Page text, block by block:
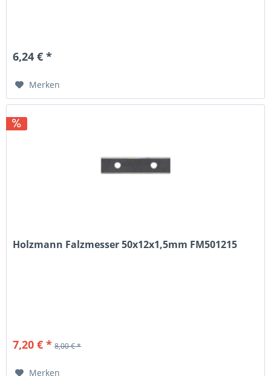
6,24 € *
Merken
Holzmann Falzmesser 50x12x1,5mm FM501215
7,20 € * 8,00 € *
Merken